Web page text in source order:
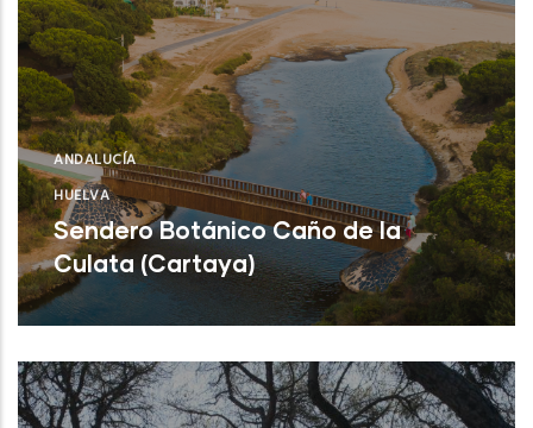
ANDALUCÍA
HUELVA
Sendero Botánico Caño de la
Culata (Cartaya)
Leer Más